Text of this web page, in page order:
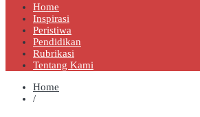
Home
Inspirasi
Peristiwa
Pendidikan
Rubrikasi
Tentang Kami
Home
/